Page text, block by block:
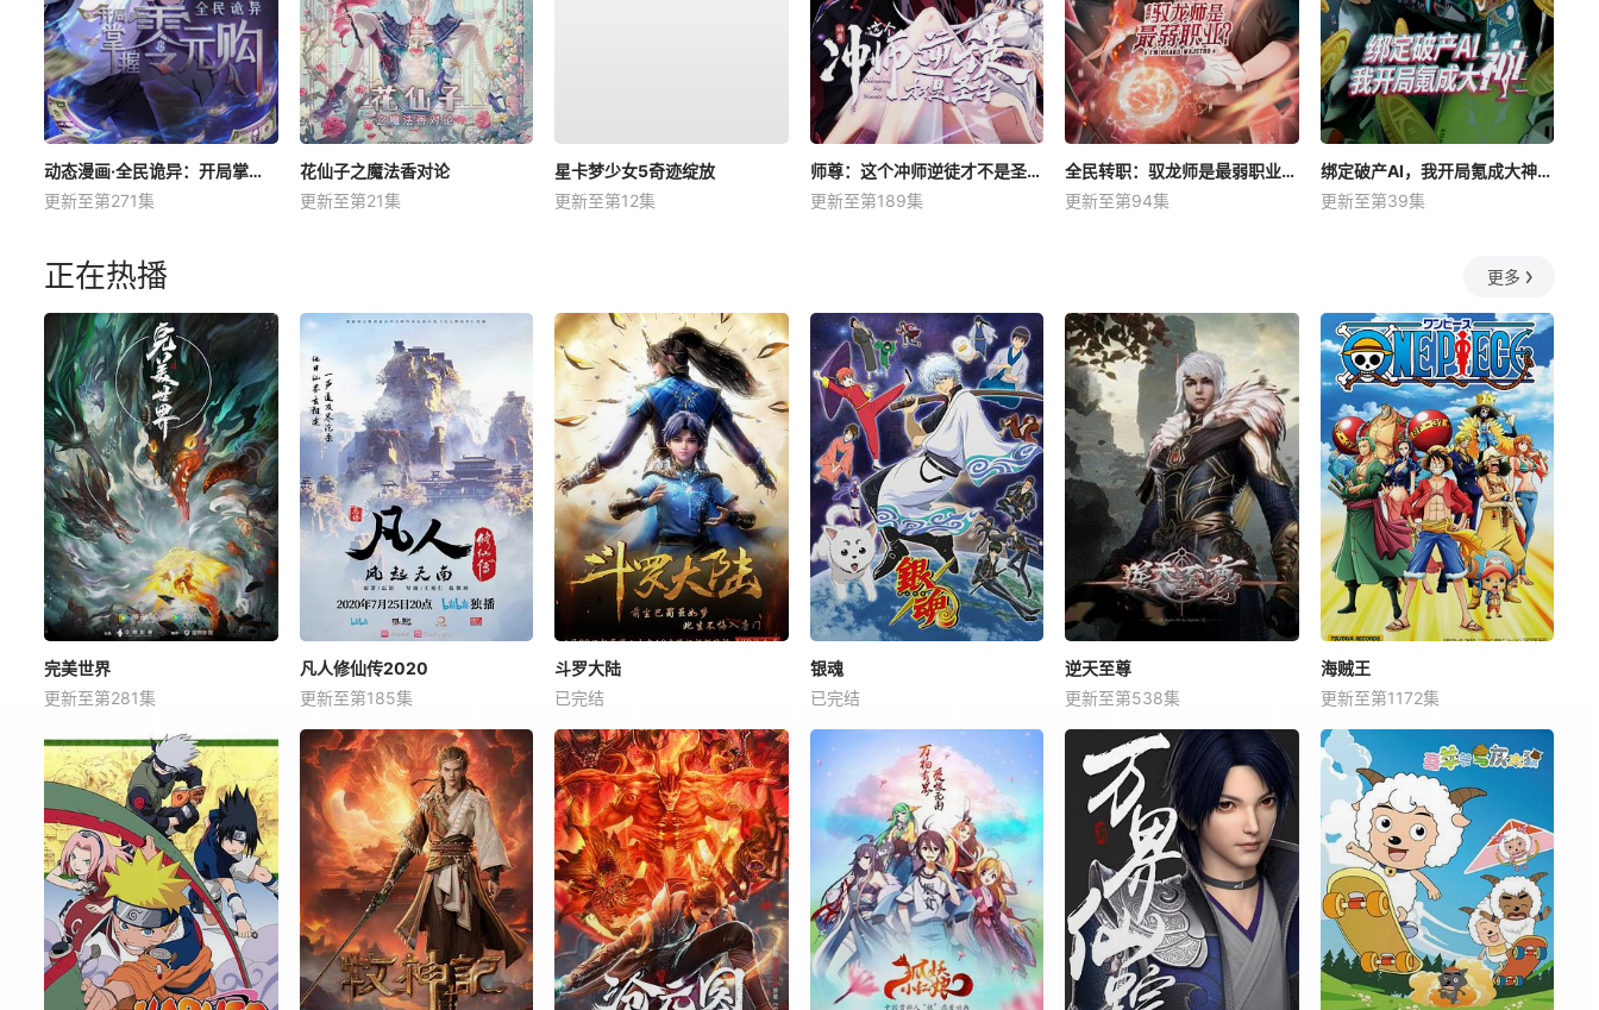
动态漫画·全民诡异：开局掌握零元购
更新至第271集
花仙子之魔法香对论
更新至第21集
星卡梦少女5奇迹绽放
更新至第12集
师尊：这个冲师逆徒才不是圣子动态漫
更新至第189集
全民转职：驭龙师是最弱职业？动态漫
更新至第94集
绑定破产AI，我开局氪成大神动态漫
更新至第39集
正在热播 更多
完美世界
更新至第281集
凡人修仙传2020
更新至第185集
斗罗大陆
已完结
银魂
已完结
逆天至尊
更新至第538集
海贼王
更新至第1172集